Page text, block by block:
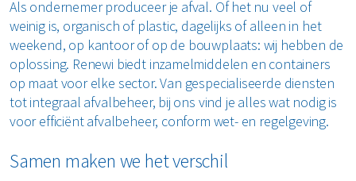
Puin
Restafval
Vertrouwelijk papier
Alle soorten afval
Als ondernemer produceer je afval. Of het nu veel of
weinig is, organisch of plastic, dagelijks of alleen in het
weekend, op kantoor of op de bouwplaats: wij hebben de
oplossing. Renewi biedt inzamelmiddelen en containers
op maat voor elke sector. Van gespecialiseerde diensten
tot integraal afvalbeheer, bij ons vind je alles wat nodig is
voor efficiënt afvalbeheer, conform wet- en regelgeving.
Samen maken we het verschil